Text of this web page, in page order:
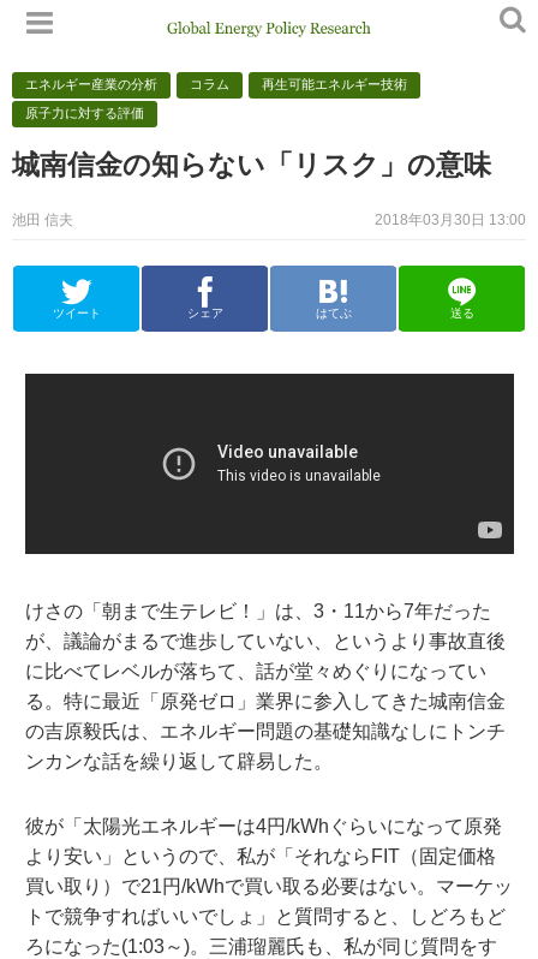
エネルギー産業の分析 コラム 再生可能エネルギー技術
原子力に対する評価
城南信金の知らない「リスク」の意味
2018年03月30日 13:00
池田 信夫
ツイート シェア はてぶ 送る
けさの「朝まで生テレビ！」は、3・11から7年だった
が、議論がまるで進歩していない、というより事故直後
に比べてレベルが落ちて、話が堂々めぐりになってい
る。特に最近「原発ゼロ」業界に参入してきた城南信金
の吉原毅氏は、エネルギー問題の基礎知識なしにトンチ
ンカンな話を繰り返して辟易した。
彼が「太陽光エネルギーは4円/kWhぐらいになって原発
より安い」というので、私が「それならFIT（固定価格
買い取り）で21円/kWhで買い取る必要はない。マーケッ
トで競争すればいいでしょ」と質問すると、しどろもど
ろになった(1:03～)。三浦瑠麗氏も、私が同じ質問をす